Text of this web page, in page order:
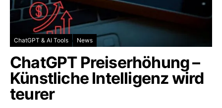
ChatGPT & AI Tools News
ChatGPT Preiserhöhung –
Künstliche Intelligenz wird
teurer